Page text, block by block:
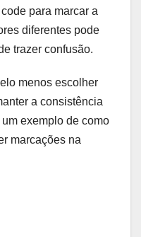
para marcar a
diferentes pode
trazer confusão.
menos escolher
a consistência
exemplo de como
marcações na